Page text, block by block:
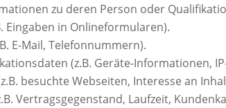
zu deren Person oder
Eingaben in Onlineformularen).
E-Mail, Telefonnummern).
(z.B. Geräte-Informationen,
besuchte Webseiten, Interesse an
Vertragsgegenstand, Laufzeit,